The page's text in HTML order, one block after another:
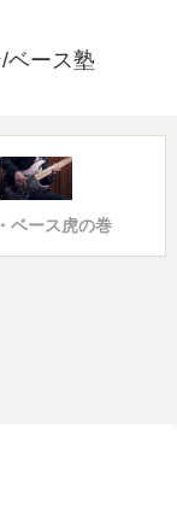
ベース塾
ベース虎の巻